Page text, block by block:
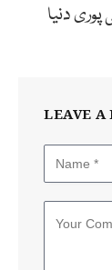
دنیا
LEAVE A